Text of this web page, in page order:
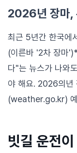
2026년 장마,
최근 5년간 한국에
(이른바 '2차 장마
다"는 뉴스가 나와도
야 해요. 2026의년
(weather.go.kr)
빗길 운전